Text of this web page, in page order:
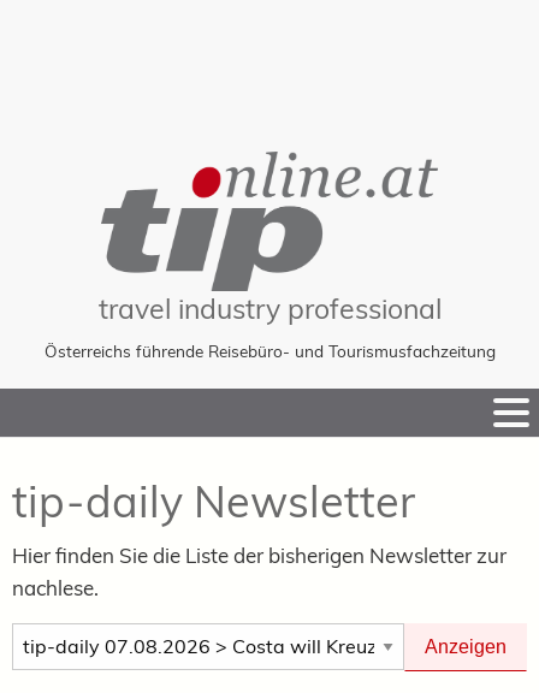
travel industry professional
Österreichs führende Reisebüro- und Tourismusfachzeitung
to
tip-daily Newsletter
Hier finden Sie die Liste der bisherigen Newsletter zur
nachlese.
Newsletter Anzeigen Anzeigen